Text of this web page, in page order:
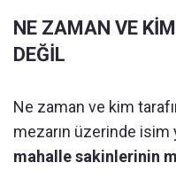
NE ZAMAN VE
DEĞİL
Ne zaman ve kim
mezarın üzerinde isim
mahalle sakinlerinin